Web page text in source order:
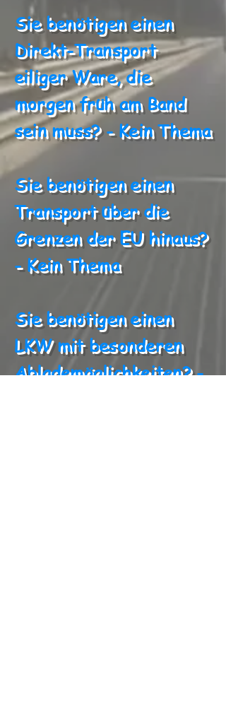
Sie benötigen einen
Direkt-Transport
eiliger Ware, die
morgen früh am Band
sein muss? - Kein Thema
Sie benötigen einen
Transport über die
Grenzen der EU hinaus?
- Kein Thema
Sie benötigen einen
LKW mit besonderen
Ablademöglichkeiten? -